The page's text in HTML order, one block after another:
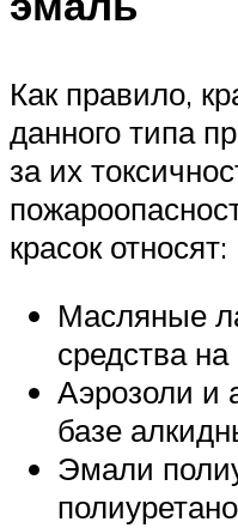
Как правило,
данного типа
за их
красок относят:
Масляные
средства
Аэрозоли и
базе
Эмали